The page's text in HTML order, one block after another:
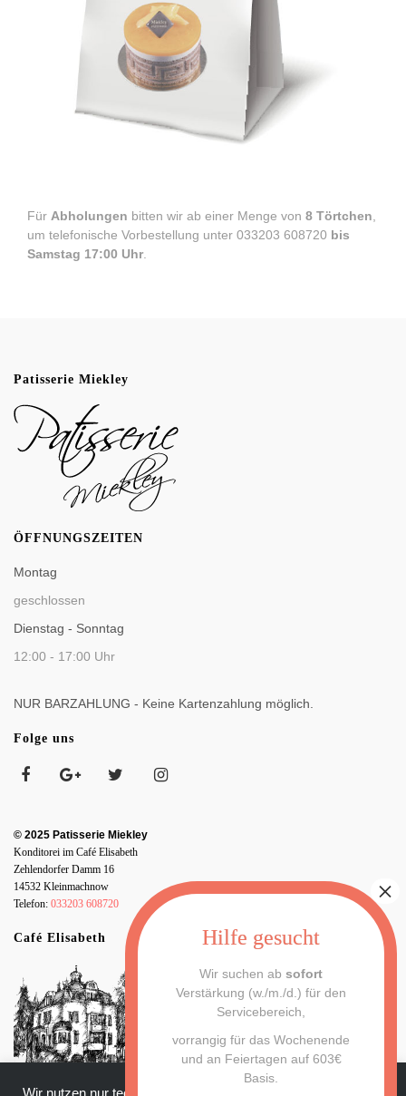
Für Abholungen bitten wir ab einer Menge von 8 Törtchen
um telefonische Vorbestellung unter 033203 608720 bis
Samstag 17:00 Uhr
Patisserie Miekley
ÖFFNUNGSZEITEN
Montag
geschlossen
Dienstag - Sonntag
12:00 - 17:00 Uhr
NUR BARZAHLUNG - Keine Kartenzahlung möglich.
Folge uns
© 2025 Patisserie Miekley
Konditorei im Café Elisabeth
Zehlendorfer Damm 16
14532 Kleinmachnow
Telefon: 033203 608720
Café Elisabeth
Wir suchen ab sofort
Verstärkung (w./m./d.) für den
Servicebereich,
vorrangig für das Wochenende
und an Feiertagen auf 603€
Basis.